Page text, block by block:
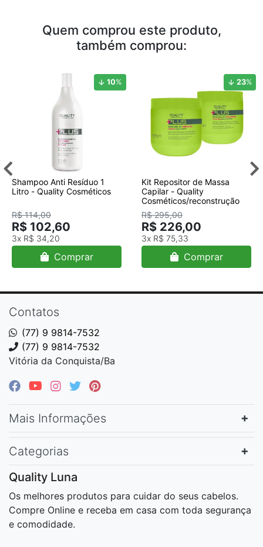
Quem comprou este produto,
também comprou:
10%
Shampoo Anti Resíduo 1
Litro - Quality Cosméticos
R$ 114,00
R$ 102,60
3x R$ 34,20
Comprar
23%
Kit Repositor de Massa
Capilar - Quality
Cosméticos/reconstrução
R$ 295,00
R$ 226,00
3x R$ 75,33
Comprar
Contatos
(77) 9 9814-7532
(77) 9 9814-7532
Vitória da Conquista/Ba
Mais Informações
Categorias
Quality Luna
Os melhores produtos para cuidar do seus cabelos.
Compre Online e receba em casa com toda segurança
e comodidade.